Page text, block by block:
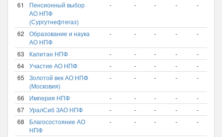
61
Пенсионный выбор
АО НПФ
(Сургутнефтегаз)
- - - - -
62
Образование и наука
АО НПФ
- - - - -
63 Капитан НПФ - - - - -
64 Участие АО НПФ - - - - -
65
Золотой век АО НПФ
(Московия)
- - - - -
66 Империя НПФ - - - - -
67 УралСиб ЗАО НПФ - - - - -
68
Благосостояние АО
НПФ
- - - - -